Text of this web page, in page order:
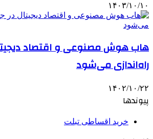
۱۴۰۳/۱۰/۱۰
هاب هوش مصنوعی و اقتصاد
راه‌اندازی می‌شود
۱۴۰۲/۱۰/۲۲
پیوندها
خرید اقساطی تبلت